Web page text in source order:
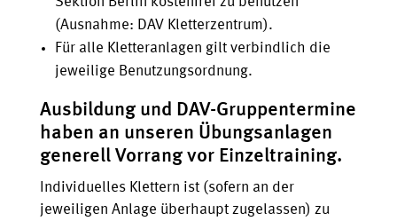
(Ausnahme: DAV Kletterzentrum).
Für alle Kletteranlagen gilt verbindlich die
jeweilige Benutzungsordnung.
Ausbildung und DAV-Gruppentermine
haben an unseren Übungsanlagen
generell Vorrang vor Einzeltraining.
Individuelles Klettern ist (sofern an der
jeweiligen Anlage überhaupt zugelassen) zu